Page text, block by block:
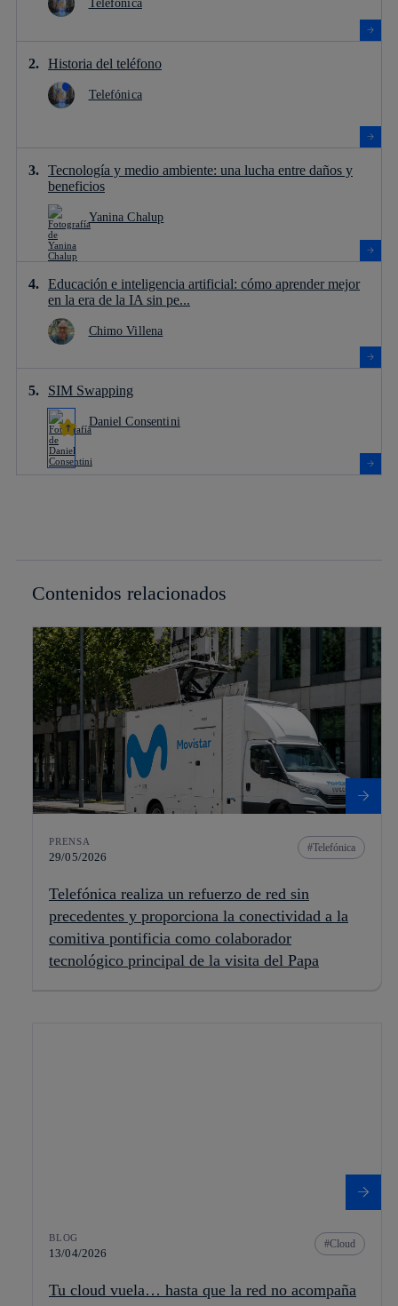
Telefónica
Historia del teléfono
Telefónica
Tecnología y medio ambiente: una lucha entre daños y
beneficios
Yanina Chalup
Educación e inteligencia artificial: cómo aprender mejor
en la era de la IA sin pe...
Chimo Villena
SIM Swapping
Daniel Consentini
Contenidos relacionados
PRENSA
29/05/2026
Telefónica
Telefónica realiza un refuerzo de red sin
precedentes y proporciona la conectividad a la
comitiva pontificia como colaborador
tecnológico principal de la visita del Papa
BLOG
13/04/2026
Cloud
Tu cloud vuela… hasta que la red no acompaña